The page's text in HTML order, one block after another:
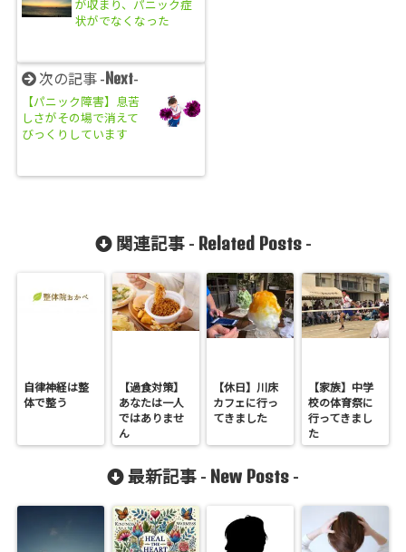
が収まり、パニック症
状がでなくなった
次の記事 -Next-
【パニック障害】息苦
しさがその場で消えて
びっくりしています
関連記事 - Related Posts-
自律神経は整
体で整う
【過食対策】
あなたは一人
ではありませ
ん
【休日】川床
カフェに行っ
てきました
【家族】中学
校の体育祭に
行ってきまし
た
最新記事 - New Posts -